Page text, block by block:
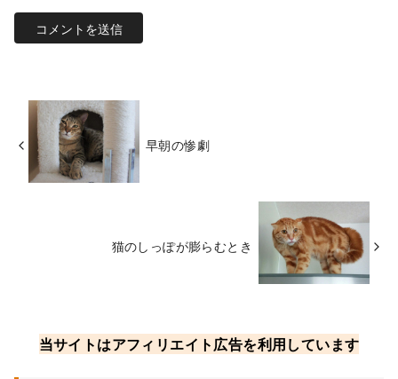
早朝の惨劇
猫のしっぽが膨らむとき
当サイトはアフィリエイト広告を利用しています